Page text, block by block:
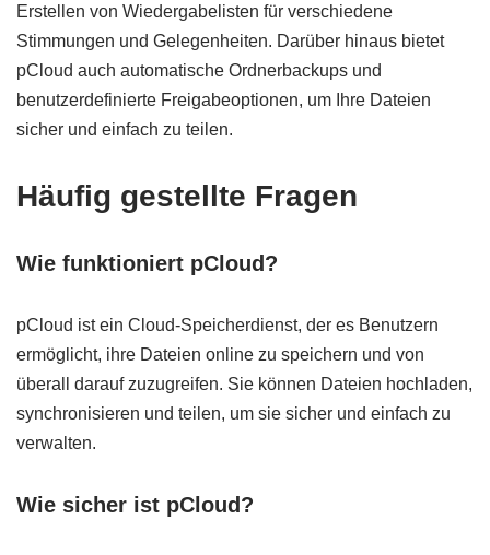
Erstellen von Wiedergabelisten für verschiedene
Stimmungen und Gelegenheiten. Darüber hinaus bietet
pCloud auch automatische Ordnerbackups und
benutzerdefinierte Freigabeoptionen, um Ihre Dateien
sicher und einfach zu teilen.
Häufig gestellte Fragen
Wie funktioniert pCloud?
pCloud ist ein Cloud-Speicherdienst, der es Benutzern
ermöglicht, ihre Dateien online zu speichern und von
überall darauf zuzugreifen. Sie können Dateien hochladen,
synchronisieren und teilen, um sie sicher und einfach zu
verwalten.
Wie sicher ist pCloud?